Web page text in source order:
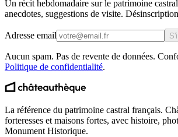
Un récit hebdomadaire sur le patrimoine
anecdotes, suggestions de visite.
Adresse email
Aucun spam. Pas de revente de données.
Politique de confidentialité.
La référence du patrimoine castral français.
forteresses et maisons fortes, avec histoire,
Monument Historique.